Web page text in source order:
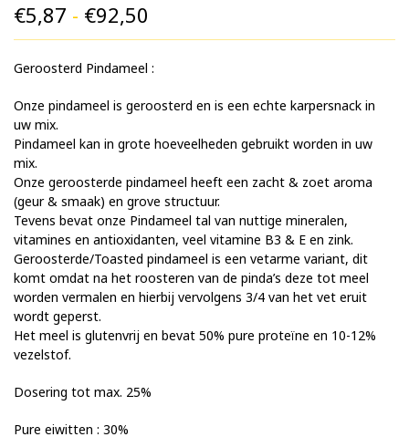
€5,87 - €92,50
€5,87
tot
€92,50
Geroosterd Pindameel :
Onze pindameel is geroosterd en is een echte karpersnack in
uw mix.
Pindameel kan in grote hoeveelheden gebruikt worden in uw
mix.
Onze geroosterde pindameel heeft een zacht & zoet aroma
(geur & smaak) en grove structuur.
Tevens bevat onze Pindameel tal van nuttige mineralen,
vitamines en antioxidanten, veel vitamine B3 & E en zink.
Geroosterde/Toasted pindameel is een vetarme variant, dit
komt omdat na het roosteren van de pinda’s deze tot meel
worden vermalen en hierbij vervolgens 3/4 van het vet eruit
wordt geperst.
Het meel is glutenvrij en bevat 50% pure proteïne en 10-12%
vezelstof.
Dosering tot max. 25%
Pure eiwitten : 30%